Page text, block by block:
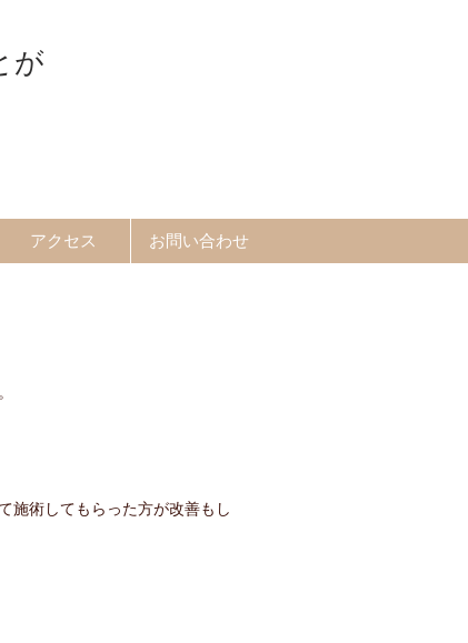
が
アクセス お問い合わせ
施術してもらった方が改善もし